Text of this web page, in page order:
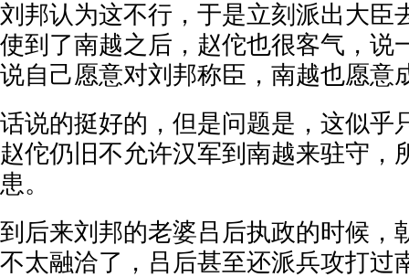
刘邦认为这不行，于是立刻派出大臣
使到了南越之后，赵佗也很客气，说
说自己愿意对刘邦称臣，南越也愿意
话说的挺好的，但是问题是，这似乎
赵佗仍旧不允许汉军到南越来驻守，
患。
到后来刘邦的老婆吕后执政的时候，
不太融洽了，吕后甚至还派兵攻打过